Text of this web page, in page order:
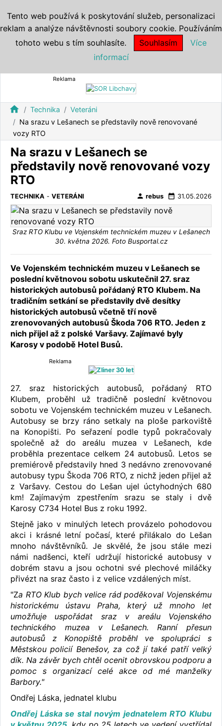
Reklama
home Technika
Veteráni
Na srazu v Lešanech se představily nově renovované
vozy RTO
Na srazu v Lešanech se
představily nově renovované vozy
RTO
TECHNIKA - VETERÁNI person rebus date_range 31.05.2026
Sraz RTO Klubu ve Vojenském technickém muzeu v Lešanech
30. května 2026. Foto Busportal.cz
Ve Vojenském technickém muzeu v Lešanech se
poslední květnovou sobotu uskutečnil 27. sraz
historických autobusů pořádaný RTO Klubem. Na
tradičním setkání se představily dvě desítky
historických autobusů včetně tří nově
zrenovovaných autobusů Škoda 706 RTO. Jeden z
nich přijel až z polské Varšavy. Zajímavé byly
Karosy v podobě Hotel Busů.
Reklama
27. sraz historických autobusů, pořádaný RTO
Klubem, proběhl už tradičně poslední květnovou
sobotu ve Vojenském technickém muzeu v Lešanech.
Autobusy se brzy ráno setkaly na ploše parkoviště
na Konopišti. Po seřazení podle typů pokračovaly
společně až do areálu muzea v Lešanech, kde
proběhla prezentace celkem 24 autobusů. Letos se
premiérově představily hned 3 nedávno zrenovované
autobusy typu Škoda 706 RTO, z nichž jeden přijel až
z Varšavy. Cestou do Lešan ujel úctyhodných 680
km! Zajímavým zpestřením srazu se staly i dvě
Karosy C734 Hotel Bus z roku 1992.
Stejně jako v minulých letech provázelo pohodovou
akci i krásné letní počasí, které přilákalo do Lešan
mnoho návštěvníků. Je skvělé, že jsou stále mezi
námi nadšenci, kteří udržují historické autobusy v
dobrém stavu a jsou ochotni své plechové miláčky
přivézt na sraz často i z velice vzdálených míst.
"Za RTO Klub bych velice rád poděkoval Vojenskému
historickému ústavu Praha, který už mnoho let
umožňuje uspořádat sraz v areálu Vojenského
technického muzea v Lešanech. Ranní přesun
autobusů z Konopiště proběhl ve spolupráci s
Městskou policií Benešov, za což jí také patří velký
dík. Na závěr bych chtěl ocenit obrovskou podporu a
pomoc s organizací celé akce od mé manželky
Barbory."
Ondřej Láska, jednatel klubu
Ondřej Láska se stal novým jednatelem RTO Klubu
Tento web používá k poskytování služeb, personalizaci
reklam a analýze návštěvnosti soubory cookie. Používáním
tohoto webu s tím souhlasíte.
Souhlasím
Více
informací